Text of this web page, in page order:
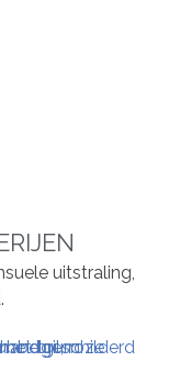
uitstraling,